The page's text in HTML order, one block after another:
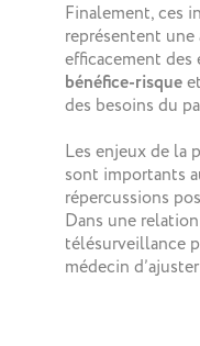
Finalement, ces
représentent
efficacement des
bénéfice-risque
des besoins du
Les enjeux de la
sont importants
répercussions
Dans une
télésurveillance
médecin